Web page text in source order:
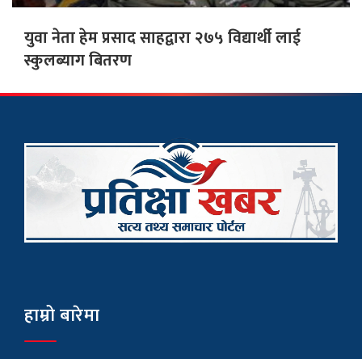
युवा नेता हेम प्रसाद साहद्वारा २७५ विद्यार्थी लाई
स्कुलब्याग बितरण
हाम्रो बारेमा